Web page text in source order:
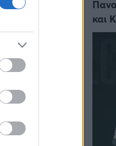
άλλο με
Πλέον το
και